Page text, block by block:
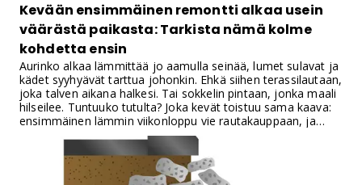
Kevään ensimmäinen remontti alkaa usein
väärästä paikasta: Tarkista nämä kolme
kohdetta ensin
Aurinko alkaa lämmittää jo aamulla seinää, lumet sulavat ja
kädet syyhyävät tarttua johonkin. Ehkä siihen terassilautaan,
joka talven aikana halkesi. Tai sokkelin pintaan, jonka maali
hilseilee. Tuntuuko tutulta? Joka kevät toistuu sama kaava:
ensimmäinen lämmin viikonloppu vie rautakauppaan, ja
kotiin kannetaan maalipurkkeja, terassiöljyä ja
pihalaatoituksia. Pintaremontti tuntuu hyvältä, koska
tuloksen näkee heti, mutta nyt kannattaisi katsoa aivan
muualle kuin pelkkää pintaa.